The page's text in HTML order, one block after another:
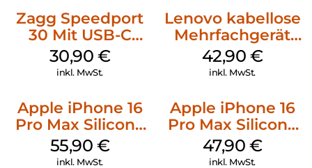
Zagg Speedport
30 Mit USB-C
Kabel Weiß
30,90 €
inkl. MwSt.
Lenovo kabellose
Mehrfachgerät
Luna Grey
42,90 €
inkl. MwSt.
Apple iPhone 16
Pro Max Silicone
Case MagSafe
Stone Gray
55,90 €
inkl. MwSt.
Apple iPhone 16
Pro Max Silicone
Case MagSafe
Black
47,90 €
inkl. MwSt.